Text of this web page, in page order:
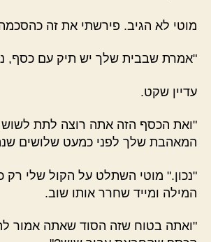
מוטי לא הגיב. פירשתי את זה
"אמרת שבבית שלך יש תיק עם כסף,
עדיין שקט.
"ואת הכסף הזה אתה רוצה לתת לשוש
המאהבת שלך לפני כמעט שלושים
"נכון." מוטי השתלט על הקול שלי רק
המילה ומייד שחרר אותו שוב.
"ואתה בטוח שזה הסוד שאתה אמור